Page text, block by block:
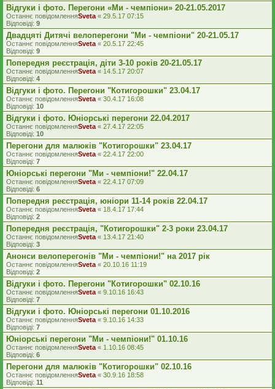
Відгуки і фото. Перегони «Ми - чемпіони» 20-21.05.2017
Останнє повідомленняSveta « 29.5.17 07:15
Відповіді: 9
Двадцяті Дитячі велоперегони "Ми - чемпіони" 20-21.05.17
Останнє повідомленняSveta « 20.5.17 22:45
Відповіді: 9
Попередня реєстрація, діти 3-10 років 20-21.05.17
Останнє повідомленняSveta « 14.5.17 20:07
Відповіді: 4
Відгуки і фото. Перегони "Котигорошки" 23.04.17
Останнє повідомленняSveta « 30.4.17 16:08
Відповіді: 10
Відгуки і фото. Юніорські перегони 22.04.2017
Останнє повідомленняSveta « 27.4.17 22:05
Відповіді: 10
Перегони для малюків "Котигорошки" 23.04.17
Останнє повідомленняSveta « 22.4.17 22:00
Відповіді: 7
Юніорські перегони "Ми - чемпіони!" 22.04.17
Останнє повідомленняSveta « 22.4.17 07:09
Відповіді: 6
Попередня реєстрація, юніори 11-14 років 22.04.17
Останнє повідомленняSveta « 18.4.17 17:44
Відповіді: 2
Попередня реєстрація, "Котигорошки" 2-3 роки 23.04.17
Останнє повідомленняSveta « 13.4.17 21:40
Відповіді: 3
Анонси велоперегонів "Ми - чемпіони!" на 2017 рік
Останнє повідомленняSveta « 20.10.16 11:19
Відповіді: 2
Відгуки і фото. Перегони "Котигорошки" 02.10.16
Останнє повідомленняSveta « 9.10.16 16:43
Відповіді: 7
Відгуки і фото. Юніорські перегони 01.10.2016
Останнє повідомленняSveta « 9.10.16 14:33
Відповіді: 7
Юніорські перегони "Ми - чемпіони!" 01.10.16
Останнє повідомленняSveta « 1.10.16 08:45
Відповіді: 6
Перегони для малюків "Котигорошки" 02.10.16
Останнє повідомленняSveta « 30.9.16 18:58
Відповіді: 11